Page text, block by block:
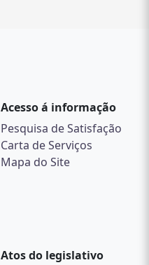
Acesso á informação
Pesquisa de Satisfação
Carta de Serviços
Mapa do Site
Atos do legislativo